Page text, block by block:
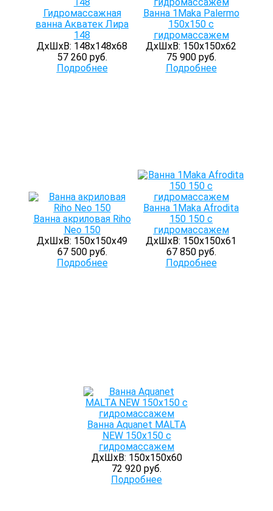
Гидромассажная
ванна Акватек Лира
148
ДхШхВ: 148х148х68
57 260 руб.
Подробнее
Ванна 1Maka Palermo
150х150 с
гидромассажем
ДхШхВ: 150х150х62
75 900 руб.
Подробнее
Ванна акриловая Riho
Neo 150
ДхШхВ: 150х150х49
67 500 руб.
Подробнее
Ванна 1Maka Afrodita
150 150 с
гидромассажем
ДхШхВ: 150х150х61
67 850 руб.
Подробнее
Ванна Aquanet MALTA
NEW 150х150 с
гидромассажем
ДхШхВ: 150х150х60
72 920 руб.
Подробнее